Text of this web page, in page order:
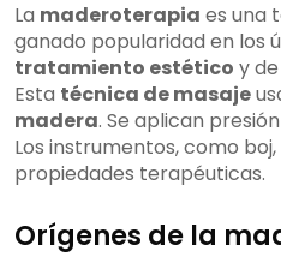
La maderoterapia es una
ganado popularidad en los
tratamiento estético y
Esta técnica de masaje
madera. Se aplican
Los instrumentos, como
propiedades terapéuticas.
Orígenes de la